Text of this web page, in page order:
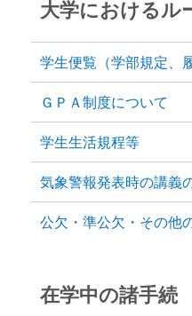
大学におけるル
学生便覧（学部規定、
ＧＰＡ制度について
学生生活規程等
気象警報発表時の講義
公欠・準公欠・その他
在学中の諸手続